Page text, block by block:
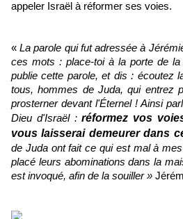
appeler Israël à réformer ses voies.
«La parole qui fut adressée à
ces mots : place-toi à la porte de
publie cette parole, et dis : écoutez
tous, hommes de Juda, qui entrez
prosterner devant l'Éternel ! Ainsi
Dieu d'Israël : réformez vos
vous laisserai demeurer dans
de Juda ont fait ce qui est mal à
placé leurs abominations dans la
est invoqué, afin de la souiller »